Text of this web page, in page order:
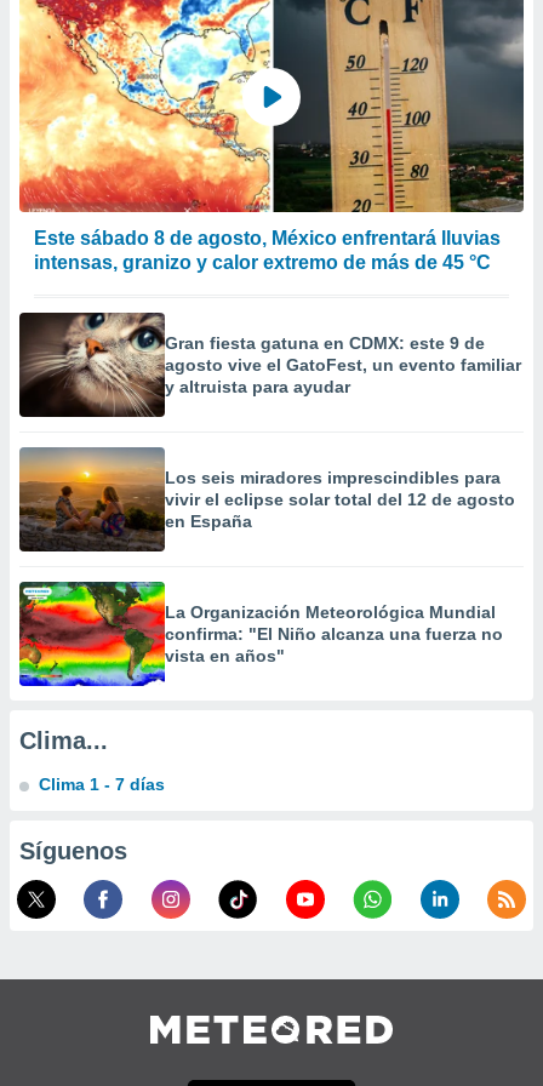
e
mediante
publicidad
publicidad
1199
Este sábado 8 de agosto, México enfrentará lluvias
intensas, granizo y calor extremo de más de 45 °C
Gran fiesta gatuna en CDMX: este 9 de
agosto vive el GatoFest, un evento familiar
y altruista para ayudar
Los seis miradores imprescindibles para
vivir el eclipse solar total del 12 de agosto
en España
La Organización Meteorológica Mundial
confirma: "El Niño alcanza una fuerza no
vista en años"
Clima...
Clima 1 - 7 días
Síguenos